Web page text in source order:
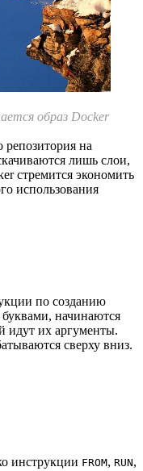
образ Docker
репозитория на
лишь слои,
стремится экономить
использования
по созданию
начинаются
идут их аргументы.
сверху вниз.
инструкции FROM, RUN,